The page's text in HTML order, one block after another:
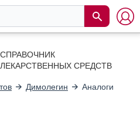
СПРАВОЧНИК
ЛЕКАРСТВЕННЫХ СРЕДСТВ
Димолегин Аналоги